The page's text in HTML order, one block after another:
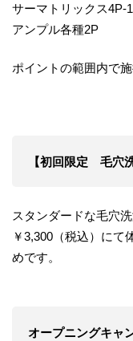
サーマトリックス4P-
アンプル各種2P
ポイントの範囲内で
【初回限定 毛穴
スタンダードな毛穴
￥3,300（税込）にて
めです。
オープニングキャ